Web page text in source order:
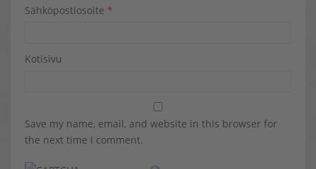
Sähköpostiosoite *
Kotisivu
Save my name, email, and website in this browser for
the next time I comment.